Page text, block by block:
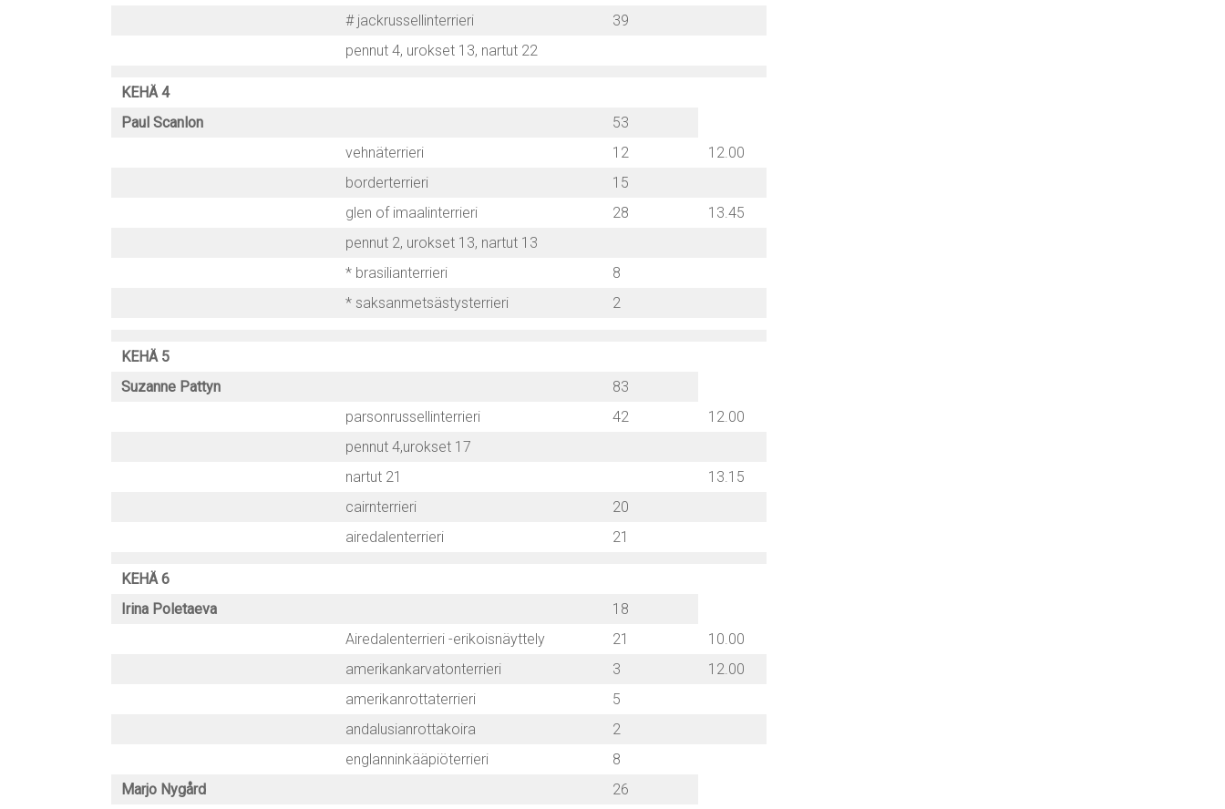
# jackrussellinterrieri
39
pennut 4, urokset 13, nartut 22
KEHÄ 4
Paul Scanlon
53
vehnäterrieri
12
12.00
borderterrieri
15
glen of imaalinterrieri
28
13.45
pennut 2, urokset 13, nartut 13
* brasilianterrieri
8
* saksanmetsästysterrieri
2
KEHÄ 5
Suzanne Pattyn
83
parsonrussellinterrieri
42
12.00
pennut 4,urokset 17
nartut 21
13.15
cairnterrieri
20
airedalenterrieri
21
KEHÄ 6
Irina Poletaeva
18
Airedalenterrieri -erikoisnäyttely
21
10.00
amerikankarvatonterrieri
3
12.00
amerikanrottaterrieri
5
andalusianrottakoira
2
englanninkääpiöterrieri
8
Marjo Nygård
26